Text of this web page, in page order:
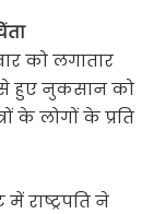
को लगातार
हुए नुकसान को
के लोगों के प्रति
राष्ट्रपति ने